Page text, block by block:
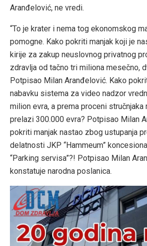
Aranđelović, ne vredi.
“To je krater i nema tog ekonomskog
pomogne. Kako pokriti manjak koji je
kirije za zakup neuslovnog privatnog
zdravlja od tačno tri miliona mesečno,
Potpisao Milan Aranđelović. Kako
nabavku sistema za video nadzor
milion evra, a prema proceni stručnjaka
prelazi 300.000 evra? Potpisao Milan
pokriti manjak nastao zbog ustupanja
delatnosti JKP “Hammeum”
“Parking servisa”?! Potpisao Milan
konstatuje narodna poslanica.